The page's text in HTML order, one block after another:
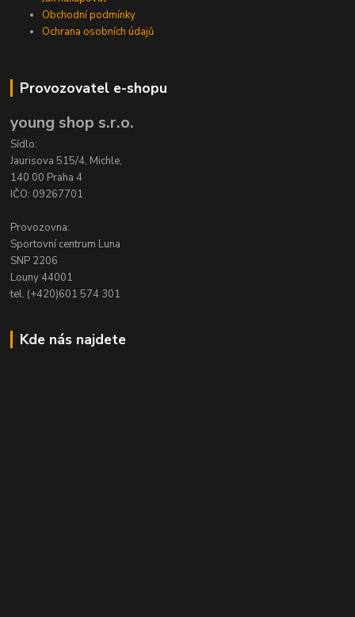
Obchodní podmínky
Ochrana osobních údajů
Provozovatel e-shopu
young shop s.r.o.
Sídlo:
Jaurisova 515/4, Michle,
140 00 Praha 4
IČO: 09267701
Provozovna:
Sportovní centrum Luna
SNP 2206
Louny 44001
tel. (+420)601 574 301
Kde nás najdete